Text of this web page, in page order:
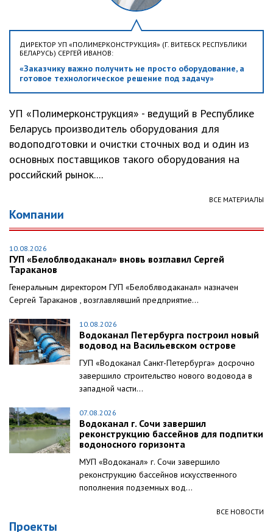
ДИРЕКТОР УП «ПОЛИМЕРКОНСТРУКЦИЯ» (Г. ВИТЕБСК РЕСПУБЛИКИ
БЕЛАРУСЬ) СЕРГЕЙ ИВАНОВ:
«Заказчику важно получить не просто оборудование, а
готовое технологическое решение под задачу»
УП «Полимерконструкция» - ведущий в Республике
Беларусь производитель оборудования для
водоподготовки и очистки сточных вод и один из
основных поставщиков такого оборудования на
российский рынок....
ВСЕ МАТЕРИАЛЫ
Компании
10.08.2026
ГУП «Белоблводаканал» вновь возглавил Сергей
Тараканов
Генеральным директором ГУП «Белоблводаканал» назначен
Сергей Тараканов , возглавлявший предприятие...
10.08.2026
Водоканал Петербурга построил новый
водовод на Васильевском острове
ГУП «Водоканал Санкт-Петербурга» досрочно
завершило строительство нового водовода в
западной части...
07.08.2026
Водоканал г. Сочи завершил
реконструкцию бассейнов для подпитки
водоносного горизонта
МУП «Водоканал» г. Сочи завершило
реконструкцию бассейнов искусственного
пополнения подземных вод...
ВСЕ НОВОСТИ
Проекты